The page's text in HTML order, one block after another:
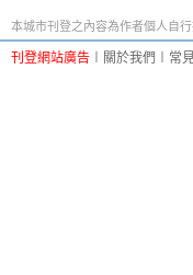
本城市刊登之內容為作者個人自
刊登網站廣告 關於我們 常